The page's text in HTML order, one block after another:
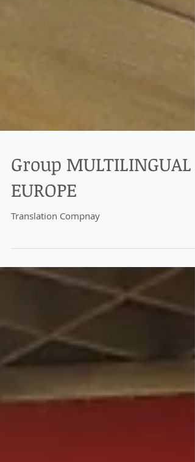
Group MULTILINGUAL
EUROPE
Translation Compnay